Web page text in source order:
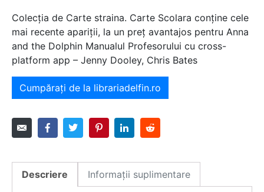
Colecția de Carte straina. Carte Scolara conține cele
mai recente apariții, la un preț avantajos pentru Anna
and the Dolphin Manualul Profesorului cu cross-
platform app – Jenny Dooley, Chris Bates
Cumpărați de la librariadelfin.ro
Descriere Informații suplimentare